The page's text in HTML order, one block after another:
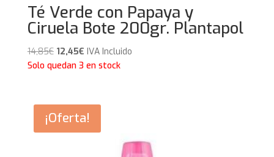
Té Verde con Papaya y
Ciruela Bote 200gr. Plantapol
14,85€ El
precio
14,85€.
12,45€El
precio
12,45€.
IVA Incluido
Solo quedan 3 en stock
¡Oferta!